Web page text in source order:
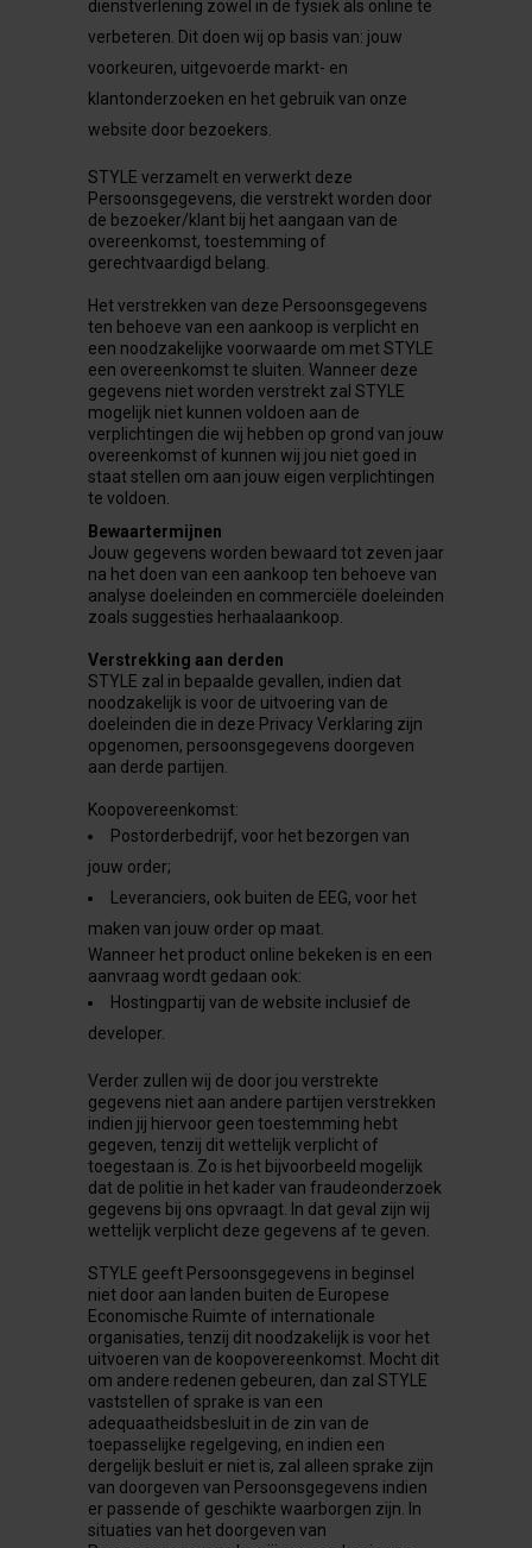
dienstverlening zowel in de fysiek als online te
verbeteren. Dit doen wij op basis van: jouw
voorkeuren, uitgevoerde markt- en
klantonderzoeken en het gebruik van onze
website door bezoekers.
STYLE verzamelt en verwerkt deze
Persoonsgegevens, die verstrekt worden door
de bezoeker/klant bij het aangaan van de
overeenkomst, toestemming of
gerechtvaardigd belang.
Het verstrekken van deze Persoonsgegevens
ten behoeve van een aankoop is verplicht en
een noodzakelijke voorwaarde om met STYLE
een overeenkomst te sluiten. Wanneer deze
gegevens niet worden verstrekt zal STYLE
mogelijk niet kunnen voldoen aan de
verplichtingen die wij hebben op grond van jouw
overeenkomst of kunnen wij jou niet goed in
staat stellen om aan jouw eigen verplichtingen
te voldoen.
Bewaartermijnen
Jouw gegevens worden bewaard tot zeven jaar
na het doen van een aankoop ten behoeve van
analyse doeleinden en commerciële doeleinden
zoals suggesties herhaalaankoop.
Verstrekking aan derden
STYLE zal in bepaalde gevallen, indien dat
noodzakelijk is voor de uitvoering van de
doeleinden die in deze Privacy Verklaring zijn
opgenomen, persoonsgegevens doorgeven
aan derde partijen.
Koopovereenkomst:
Postorderbedrijf, voor het bezorgen van
jouw order;
Leveranciers, ook buiten de EEG, voor het
maken van jouw order op maat.
Wanneer het product online bekeken is en een
aanvraag wordt gedaan ook:
Hostingpartij van de website inclusief de
developer.
Verder zullen wij de door jou verstrekte
gegevens niet aan andere partijen verstrekken
indien jij hiervoor geen toestemming hebt
gegeven, tenzij dit wettelijk verplicht of
toegestaan is. Zo is het bijvoorbeeld mogelijk
dat de politie in het kader van fraudeonderzoek
gegevens bij ons opvraagt. In dat geval zijn wij
wettelijk verplicht deze gegevens af te geven.
STYLE geeft Persoonsgegevens in beginsel
niet door aan landen buiten de Europese
Economische Ruimte of internationale
organisaties, tenzij dit noodzakelijk is voor het
uitvoeren van de koopovereenkomst. Mocht dit
om andere redenen gebeuren, dan zal STYLE
vaststellen of sprake is van een
adequaatheidsbesluit in de zin van de
toepasselijke regelgeving, en indien een
dergelijk besluit er niet is, zal alleen sprake zijn
van doorgeven van Persoonsgegevens indien
er passende of geschikte waarborgen zijn. In
situaties van het doorgeven van